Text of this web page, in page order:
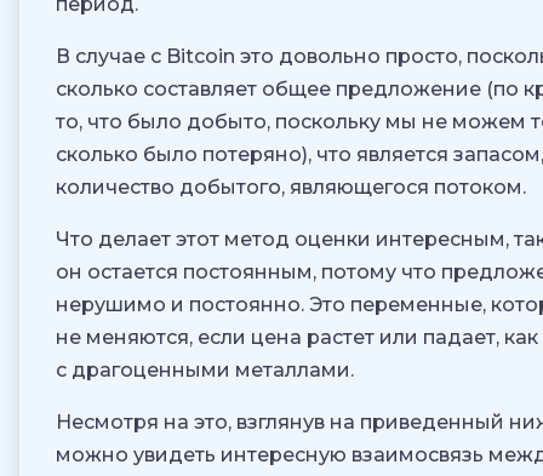
В случае с Bitcoin это довольно просто,
сколько составляет общее предложение (по
то, что было добыто, поскольку мы не можем
сколько было потеряно), что является
количество добытого, являющегося потоком.
Что делает этот метод оценки интересным,
он остается постоянным, потому что
нерушимо и постоянно. Это переменные,
не меняются, если цена растет или падает, как
с драгоценными металлами.
Несмотря на это, взглянув на приведенный
можно увидеть интересную взаимосвязь